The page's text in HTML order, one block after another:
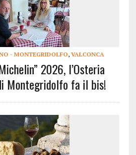
- MONTEGRIDOLFO, VALCONCA
2026, l’Osteria
Montegridolfo fa il bis!